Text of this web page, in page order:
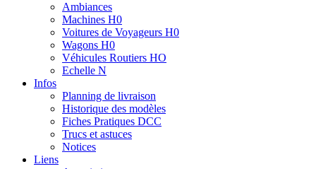
Ambiances
Machines H0
Voitures de Voyageurs H0
Wagons H0
Véhicules Routiers HO
Echelle N
Infos
Planning de livraison
Historique des modèles
Fiches Pratiques DCC
Trucs et astuces
Notices
Liens